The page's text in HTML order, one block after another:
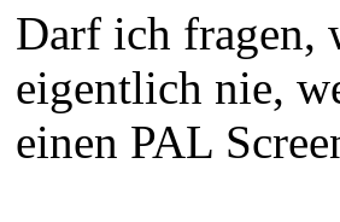
Darf ich fragen,
eigentlich nie,
einen PAL